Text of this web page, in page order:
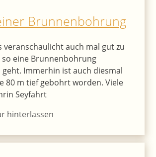
Brunnenbohrung
veranschaulicht auch mal gut zu
so eine Brunnenbohrung
Immerhin ist auch diesmal
80 m tief gebohrt worden. Viele
Seyfahrt
hinterlassen